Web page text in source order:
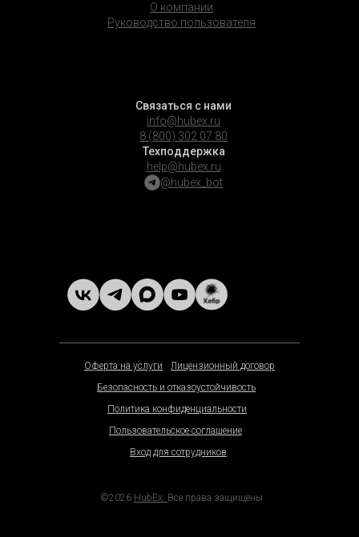
Оферта на услуги
Лицензионный договор
Безопасность и отказоустойчивость
Политика конфиденциальности
Пользовательское соглашение
Вход для сотрудников
Связаться с нами
info@hubex.ru
8 (800) 302 07 80
Техподдержка
help@hubex.ru
@hubex_bot
О компании
Руководство пользователя
©2026 HubEx. Все права защищены